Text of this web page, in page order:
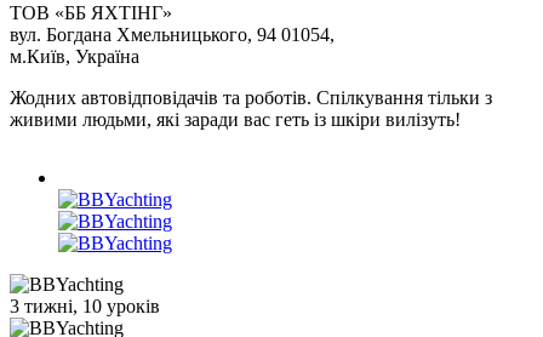
ТОВ «ББ ЯХТІНГ»
вул. Богдана Хмельницького, 94 01054,
м.Київ, Україна
Жодних автовідповідачів та роботів. Спілкування тільки з
живими людьми, які заради вас геть із шкіри вилізуть!
3 тижні, 10 уроків